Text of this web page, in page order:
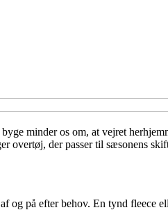
minder os om, at vejret
der passer til sæsonens
på efter behov. En tynd fleece